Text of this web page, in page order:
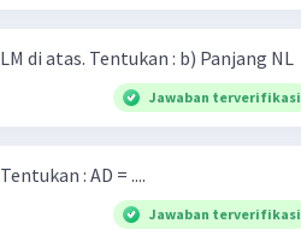
Pada gambar segitigasiku-siku KLM di atas. Tentukan : b) Panjang NL
Jawaban terverifikasi
Diketahui : AB BC ​ = = ​ 6 cm 8 cm ​ Tentukan : AD = ....
Jawaban terverifikasi